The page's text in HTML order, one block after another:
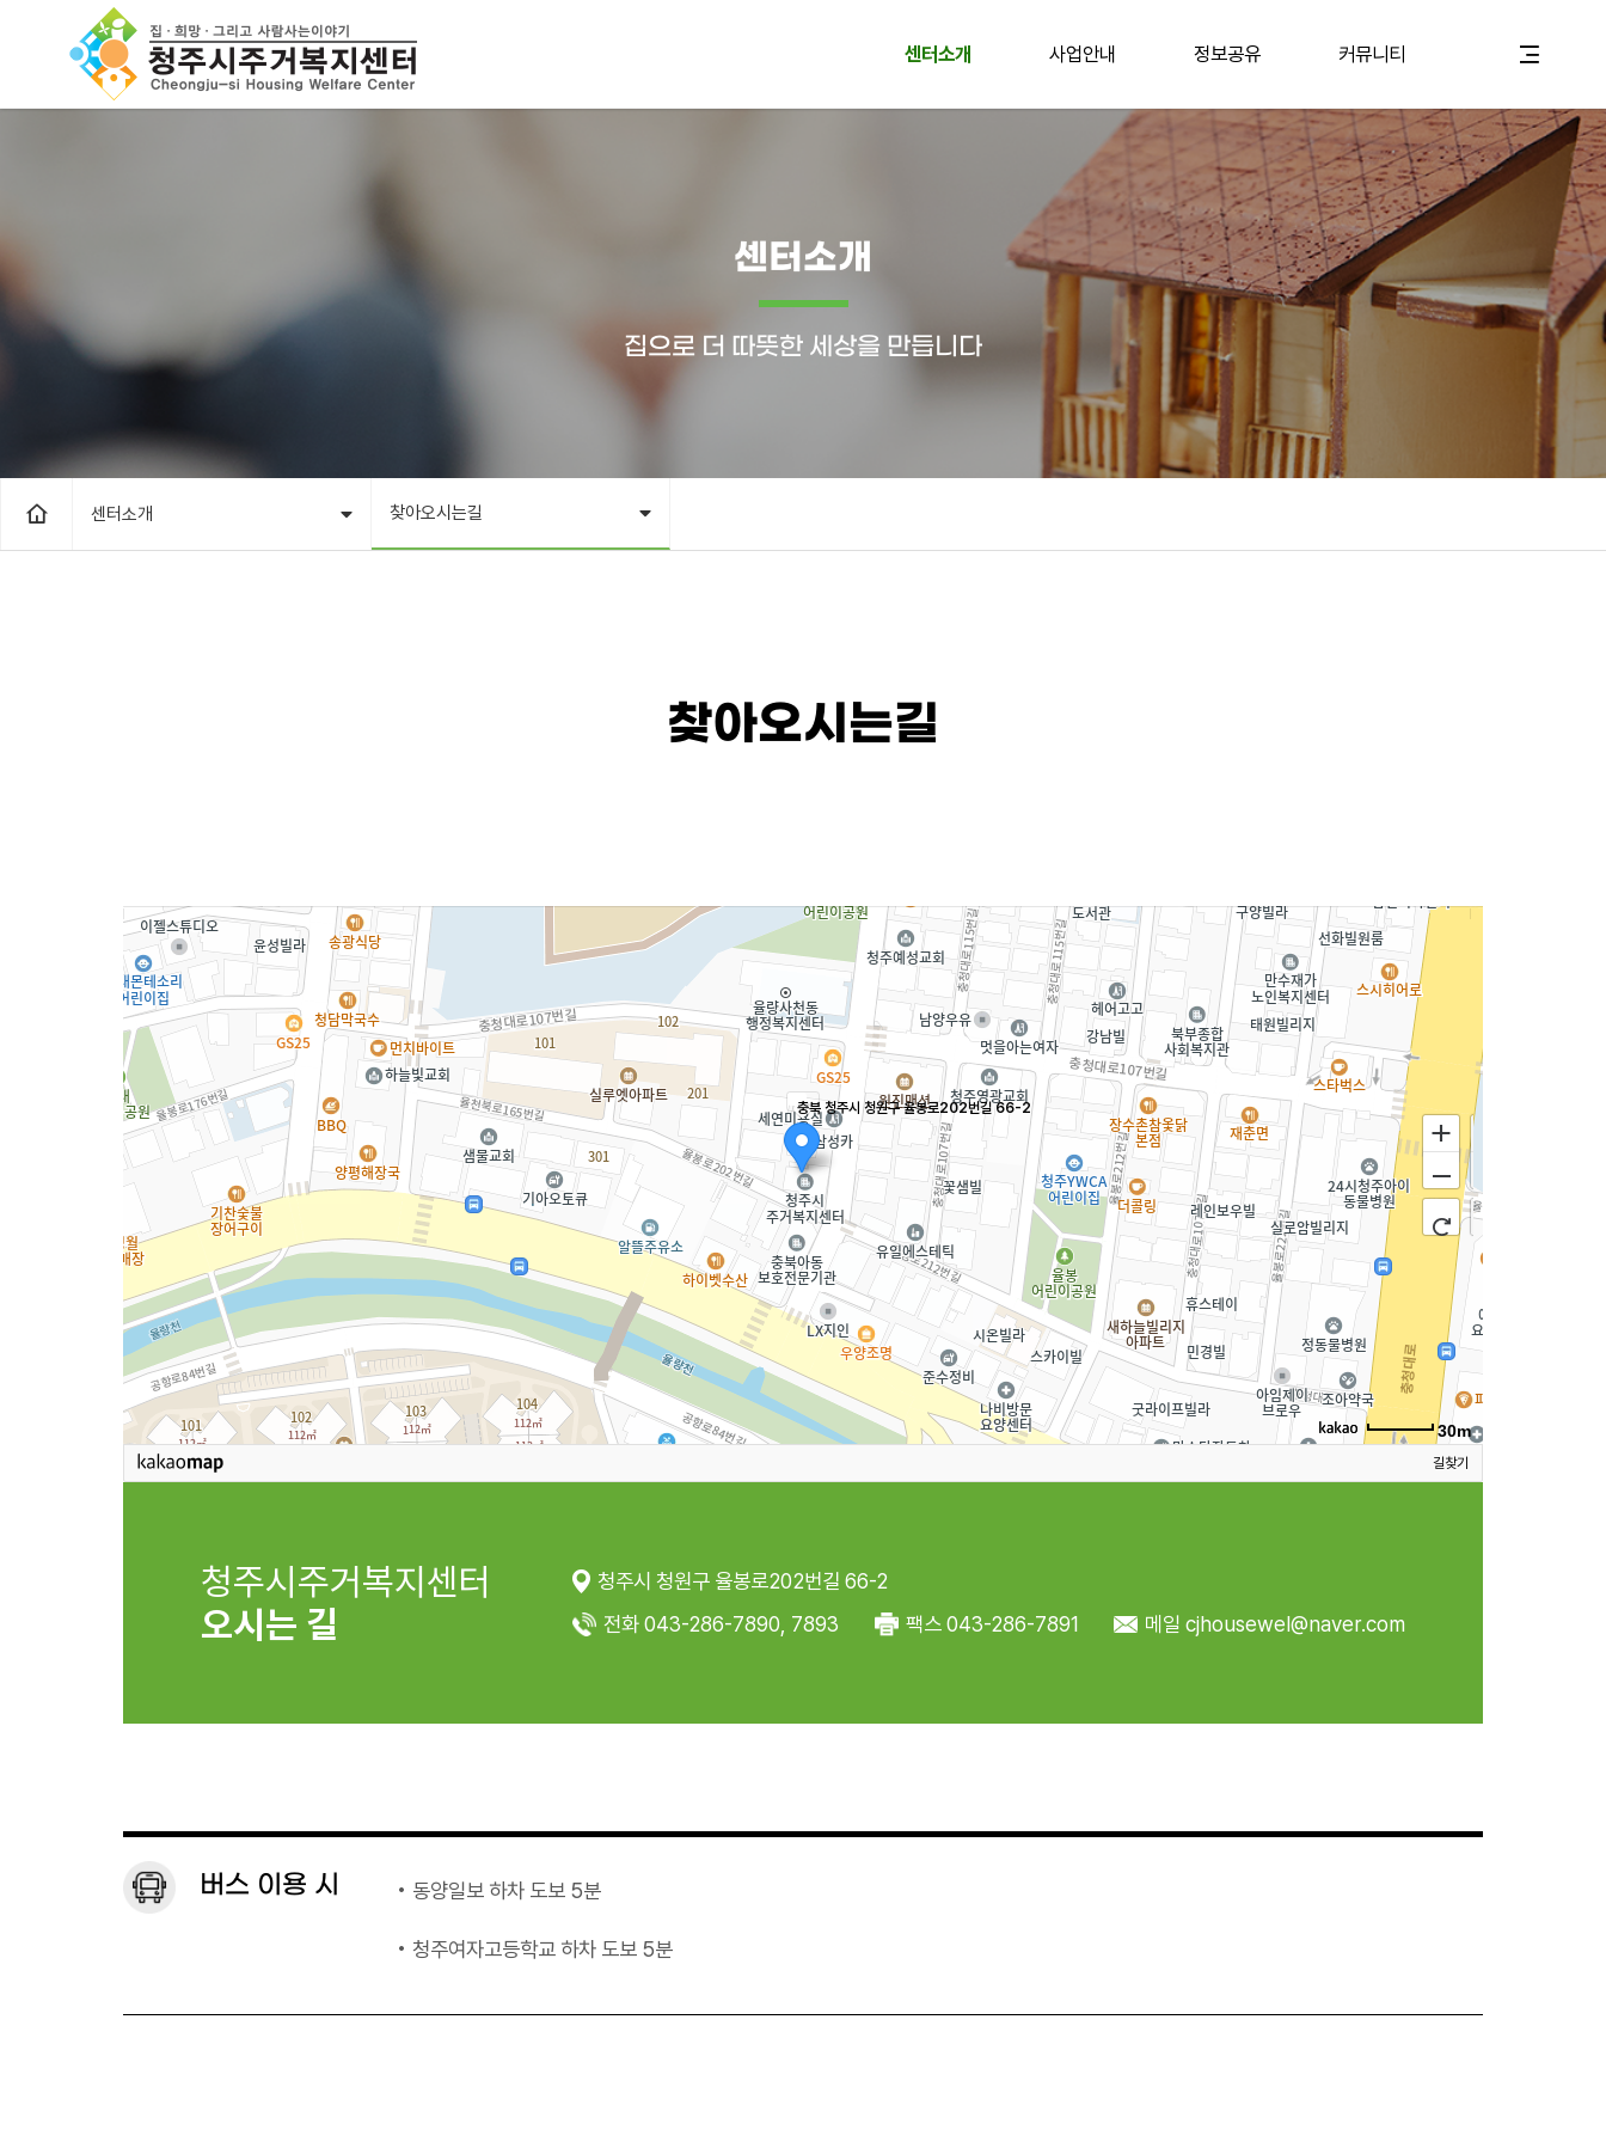
센터소개 사업안내 정보공유 커뮤니티
센터소개
집으로 더 따뜻한 세상을 만듭니다
센터소개 찾아오시는길
찾아오시는길
충북 청주시 청원구 율봉로202번길 66-2
30m
길찾기
청주시주거복지센터
오시는 길
청주시 청원구 율봉로202번길 66-2
전화 043-286-7890, 7893
팩스 043-286-7891 메일 cjhousewel@naver.com
버스 이용 시 • 동양일보 하차 도보 5분
• 청주여자고등학교 하차 도보 5분